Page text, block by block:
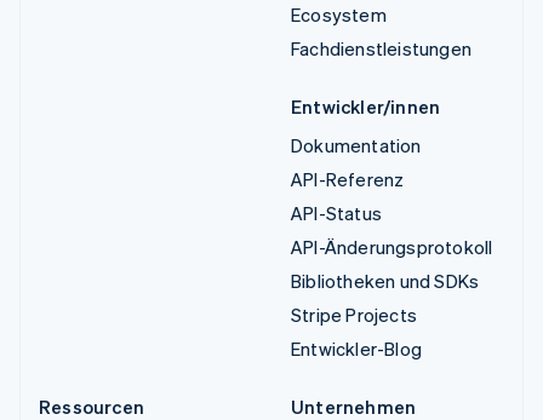
Ecosystem
Fachdienstleistungen
Entwickler/innen
Dokumentation
API-Referenz
API-Status
API-Änderungsprotokoll
Bibliotheken und SDKs
Stripe Projects
Entwickler-Blog
Ressourcen
Unternehmen